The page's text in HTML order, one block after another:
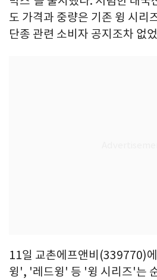
도 가격과 중량은 기존 윙 시리
단종 관련 소비자 공지조차 없
11일 교촌에프앤비(339770)
윙', '레드윙' 등 '윙 시리즈'는